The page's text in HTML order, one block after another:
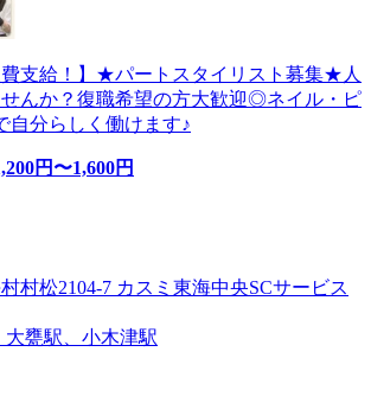
費支給！】★パートスタイリスト募集★人
んか？復職希望の方大歓迎◎ネイル・ピ
自分らしく働けます♪
円〜1,600円
村松2104-7 カスミ東海中央SCサービス
大甕駅、小木津駅